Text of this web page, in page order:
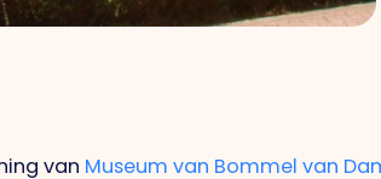
van Museum van Bommel van